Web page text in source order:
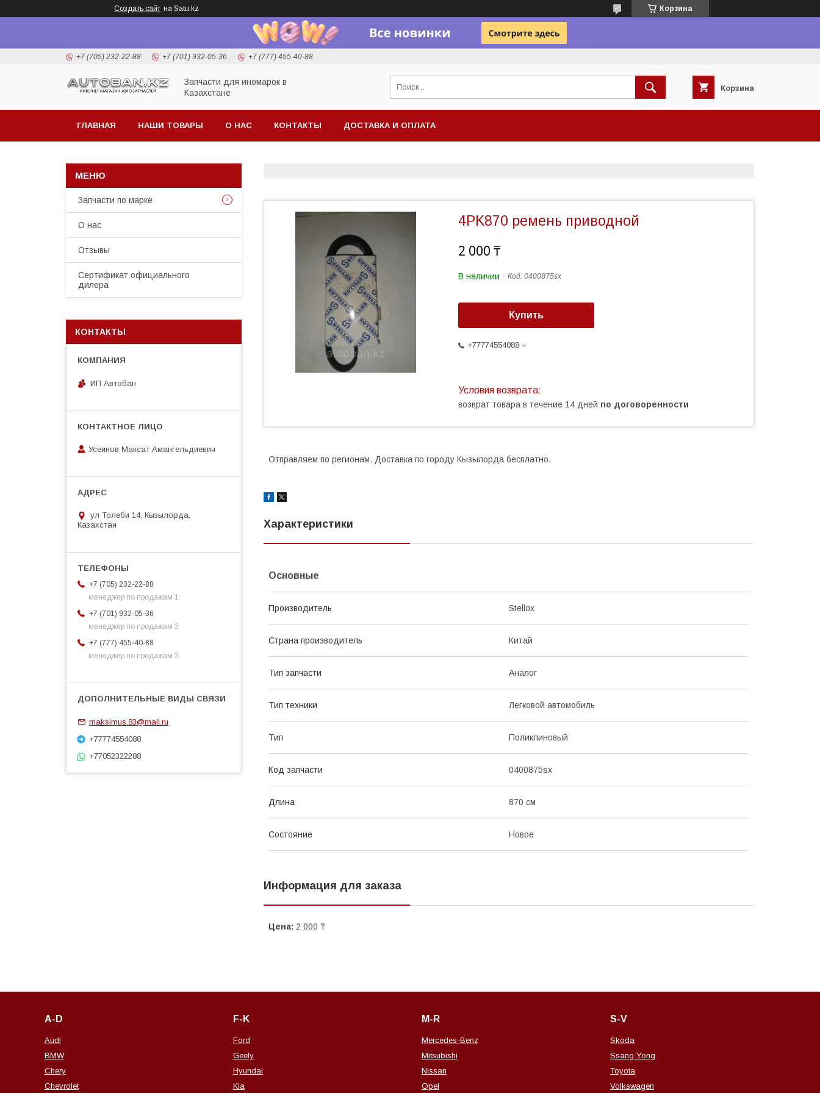
Создать сайт на Satu.kz Корзина
+7 (705) 232-22-88 +7 (701) 932-05-36 +7 (777) 455-40-88
Запчасти для иномарок в
Казахстане
Корзина
ГЛАВНАЯ НАШИ ТОВАРЫ О НАС КОНТАКТЫ ДОСТАВКА И ОПЛАТА
4PK870 ремень приводной
2 000 ₸
В наличии Код: 0400875sx
Купить
+77774554088
возврат товара в течение 14 дней по договоренности
Отправляем по регионам. Доставка по городу Кызылорда бесплатно.
Характеристики
Основные
Производитель Stellox
Страна производитель Китай
Тип запчасти Аналог
Тип техники Легковой автомобиль
Тип Поликлиновый
Код запчасти 0400875sx
Длина 870 см
Состояние Новое
Информация для заказа
Цена: 2 000 ₸
Запчасти по марке
О нас
Отзывы
Сертификат официального
дилера
КОНТАКТЫ
ИП Автобан
Усеинов Максат Амангельдиевич
ул Толеби 14, Кызылорда,
Казахстан
+7 (705) 232-22-88
менеджер по продажам 1
+7 (701) 932-05-36
менеджер по продажам 2
+7 (777) 455-40-88
менеджер по продажам 3
maksimus.83@mail.ru
+77774554088
+77052322288
A-D
Audi
BMW
Chery
Chevrolet
F-K
Ford
Geely
Hyundai
Kia
M-R
Mercedes-Benz
Mitsubishi
Nissan
Opel
S-V
Skoda
Ssang Yong
Toyota
Volkswagen